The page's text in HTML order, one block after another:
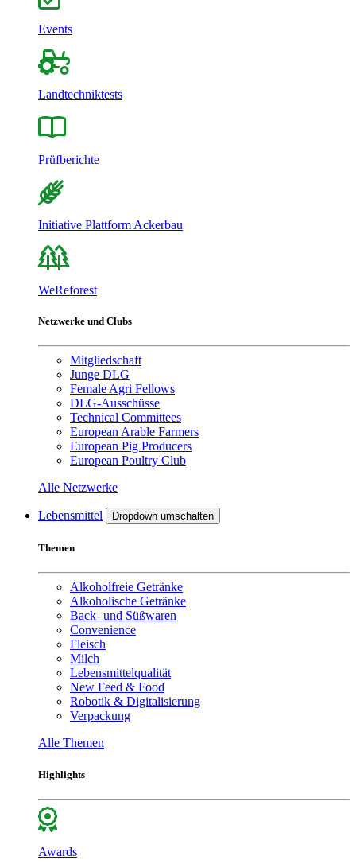
Events
Landtechniktests
Prüfberichte
Initiative Plattform Ackerbau
WeReforest
Netzwerke und Clubs
Mitgliedschaft
Junge DLG
Female Agri Fellows
DLG-Ausschüsse
Technical Committees
European Arable Farmers
European Pig Producers
European Poultry Club
Alle Netzwerke
Lebensmittel Dropdown umschalten
Themen
Alkoholfreie Getränke
Alkoholische Getränke
Back- und Süßwaren
Convenience
Fleisch
Milch
Lebensmittelqualität
New Feed & Food
Robotik & Digitalisierung
Verpackung
Alle Themen
Highlights
Awards